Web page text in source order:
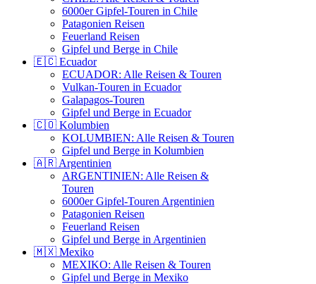
6000er Gipfel-Touren in Chile
Patagonien Reisen
Feuerland Reisen
Gipfel und Berge in Chile
🇪🇨 Ecuador
ECUADOR: Alle Reisen & Touren
Vulkan-Touren in Ecuador
Galapagos-Touren
Gipfel und Berge in Ecuador
🇨🇴 Kolumbien
KOLUMBIEN: Alle Reisen & Touren
Gipfel und Berge in Kolumbien
🇦🇷 Argentinien
ARGENTINIEN: Alle Reisen &
Touren
6000er Gipfel-Touren Argentinien
Patagonien Reisen
Feuerland Reisen
Gipfel und Berge in Argentinien
🇲🇽 Mexiko
MEXIKO: Alle Reisen & Touren
Gipfel und Berge in Mexiko